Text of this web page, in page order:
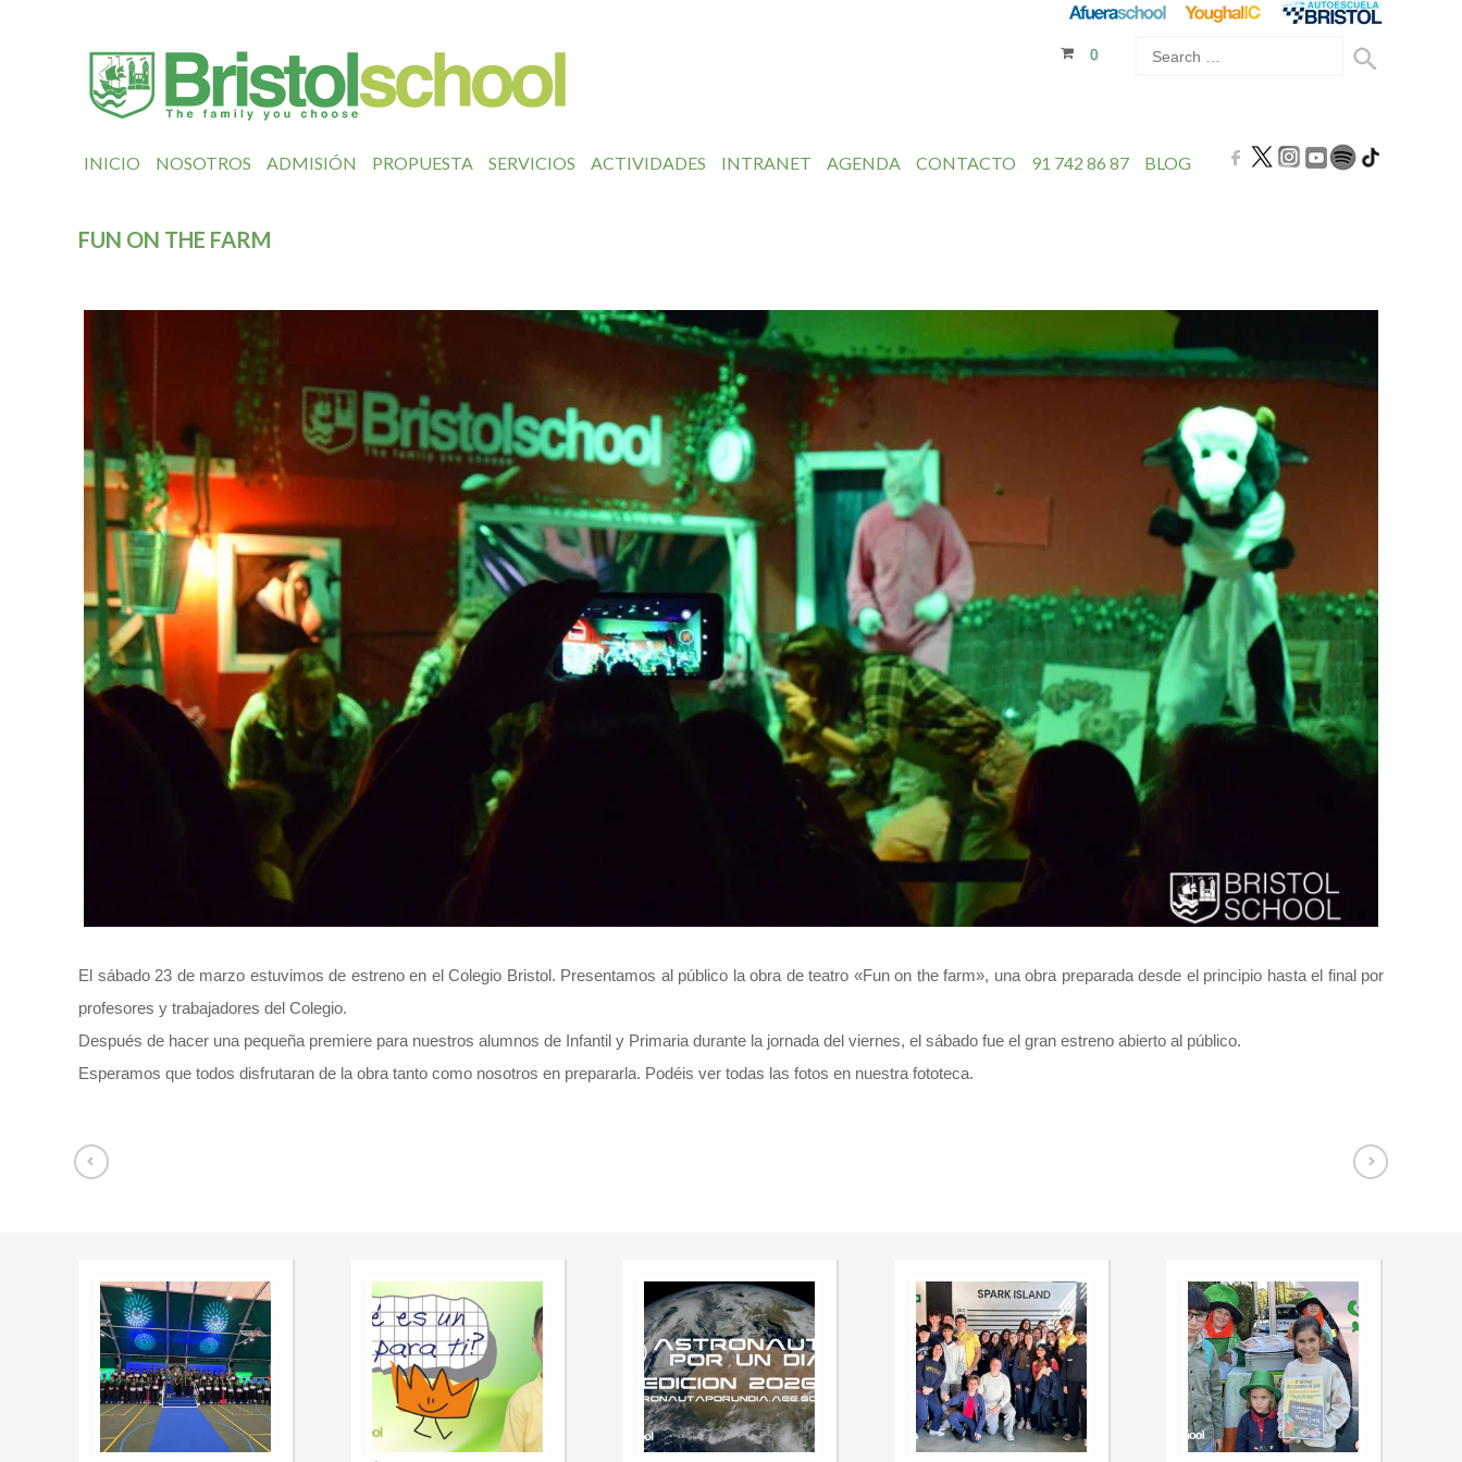
0
INICIO NOSOTROS ADMISIÓN PROPUESTA SERVICIOS ACTIVIDADES INTRANET AGENDA CONTACTO 91 742 86 87 BLOG
FUN ON THE FARM
El sábado 23 de marzo estuvimos de estreno en el Colegio Bristol. Presentamos al público la obra de teatro «Fun on the farm», una obra preparada desde el principio hasta el final por
profesores y trabajadores del Colegio.
Después de hacer una pequeña premiere para nuestros alumnos de Infantil y Primaria durante la jornada del viernes, el sábado fue el gran estreno abierto al público.
Esperamos que todos disfrutaran de la obra tanto como nosotros en prepararla. Podéis ver todas las fotos en nuestra fototeca.